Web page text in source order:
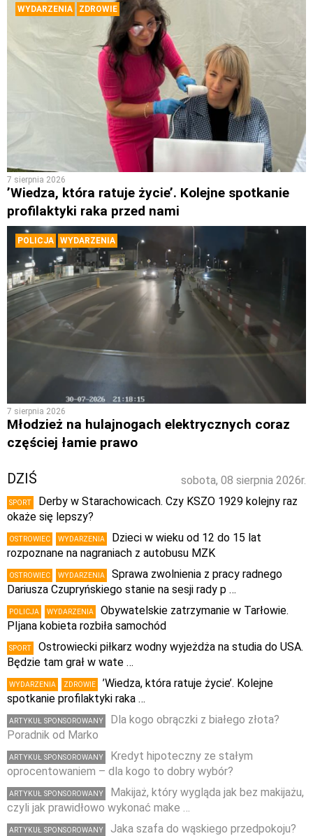
WYDARZENIA ZDROWIE
7 sierpnia 2026
’Wiedza, która ratuje życie’. Kolejne spotkanie
profilaktyki raka przed nami
POLICJA WYDARZENIA
7 sierpnia 2026
Młodzież na hulajnogach elektrycznych coraz
częściej łamie prawo
sobota, 08 sierpnia 2026r.
DZIŚ
SPORT
Derby w Starachowicach. Czy KSZO 1929 kolejny raz
okaże się lepszy?
OSTROWIEC WYDARZENIA
Dzieci w wieku od 12 do 15 lat
rozpoznane na nagraniach z autobusu MZK
OSTROWIEC WYDARZENIA
Sprawa zwolnienia z pracy radnego
Dariusza Czupryńskiego stanie na sesji rady p …
POLICJA WYDARZENIA
Obywatelskie zatrzymanie w Tarłowie.
PIjana kobieta rozbiła samochód
SPORT
Ostrowiecki piłkarz wodny wyjeżdża na studia do USA.
Będzie tam grał w wate …
WYDARZENIA ZDROWIE
’Wiedza, która ratuje życie’. Kolejne
spotkanie profilaktyki raka …
ARTYKUŁ SPONSOROWANY
Dla kogo obrączki z białego złota?
Poradnik od Marko
ARTYKUŁ SPONSOROWANY
Kredyt hipoteczny ze stałym
oprocentowaniem – dla kogo to dobry wybór?
ARTYKUŁ SPONSOROWANY
Makijaż, który wygląda jak bez makijażu,
czyli jak prawidłowo wykonać make …
ARTYKUŁ SPONSOROWANY
Jaka szafa do wąskiego przedpokoju?